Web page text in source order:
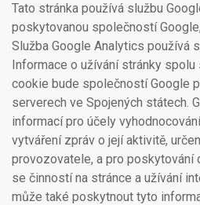
Tato stránka používá službu
poskytovanou společností Google,
Služba Google Analytics používá
Informace o užívání stránky
cookie bude společností Google
serverech ve Spojených státech.
informací pro účely
vytváření zpráv o její aktivitě,
provozovatele, a pro poskytování
se činností na stránce a užívání
může také poskytnout tyto